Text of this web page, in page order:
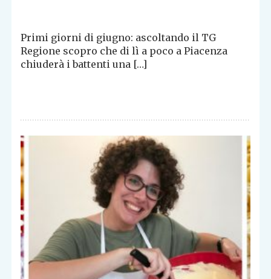
Primi giorni di giugno: ascoltando il TG
Regione scopro che di lì a poco a Piacenza
chiuderà i battenti una […]